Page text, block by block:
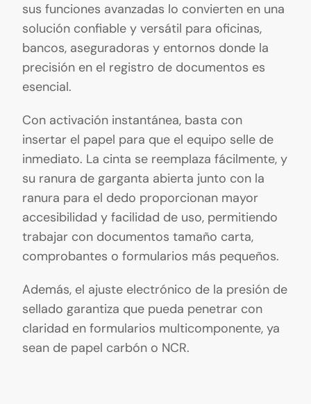
sus funciones avanzadas lo convierten en una
solución confiable y versátil para oficinas,
bancos, aseguradoras y entornos donde la
precisión en el registro de documentos es
esencial.
Con activación instantánea, basta con
insertar el papel para que el equipo selle de
inmediato. La cinta se reemplaza fácilmente, y
su ranura de garganta abierta junto con la
ranura para el dedo proporcionan mayor
accesibilidad y facilidad de uso, permitiendo
trabajar con documentos tamaño carta,
comprobantes o formularios más pequeños.
Además, el ajuste electrónico de la presión de
sellado garantiza que pueda penetrar con
claridad en formularios multicomponente, ya
sean de papel carbón o NCR.